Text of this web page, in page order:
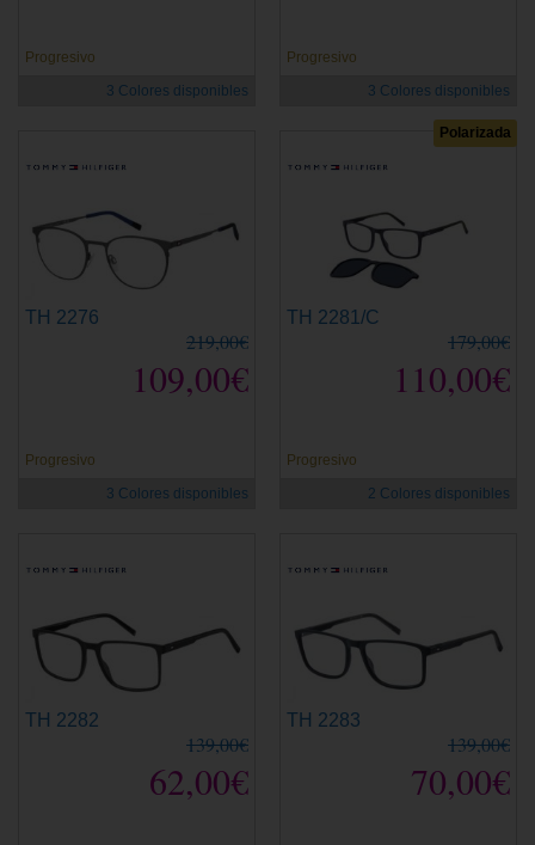
Progresivo
3 Colores disponibles
Progresivo
3 Colores disponibles
TH 2276
219,00€
109,00€
Progresivo
3 Colores disponibles
Polarizada
TH 2281/C
179,00€
110,00€
Progresivo
2 Colores disponibles
TH 2282
139,00€
62,00€
TH 2283
139,00€
70,00€